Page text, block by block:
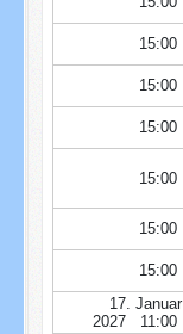
15:00
15:00
15:00
15:00
15:00
15:00
17. Januar
2027 11:00